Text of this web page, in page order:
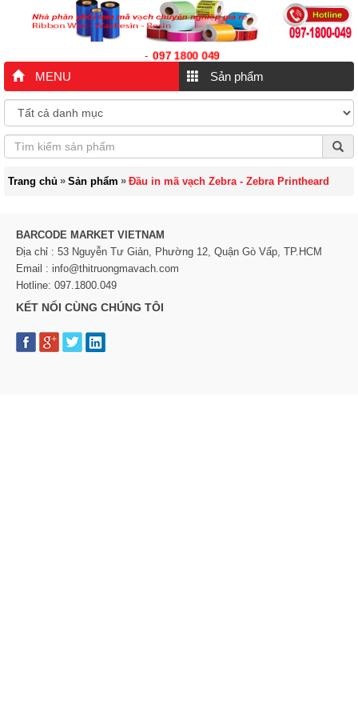
- 097 1800 049
MENU Sản phẩm
Trang chủ » Sản phẩm » Đầu in mã vạch Zebra - Zebra Printheard
BARCODE MARKET VIETNAM
Địa chỉ : 53 Nguyễn Tư Giản, Phường 12, Quận Gò Vấp, TP.HCM
Email : info@thitruongmavach.com
Hotline: 097.1800.049
KẾT NỐI CÙNG CHÚNG TÔI